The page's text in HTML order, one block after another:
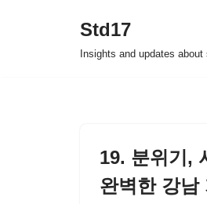
Std17
Insights and updates about
19. 분위기,
완벽한 강남